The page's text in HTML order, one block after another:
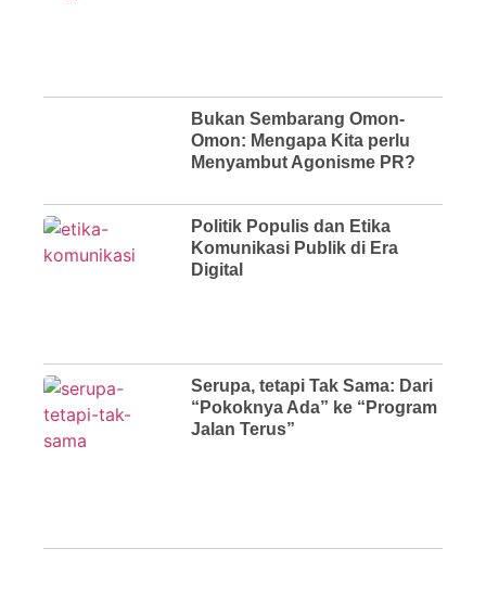
Bukan Sembarang Omon-
Omon: Mengapa Kita perlu
Menyambut Agonisme PR?
Politik Populis dan Etika
Komunikasi Publik di Era
Digital
Serupa, tetapi Tak Sama: Dari
“Pokoknya Ada” ke “Program
Jalan Terus”